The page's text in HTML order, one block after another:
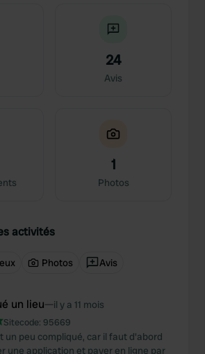
24
Avis
1
Photos
activités
Photos Avis
un lieu—il y a 11 mois
Sitecode: 95669
un peu compliqué, car il faut d'abord
une application et payer en ligne par